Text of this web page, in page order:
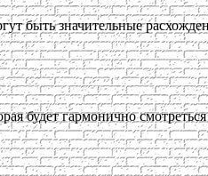
быть значительные
будет гармонично